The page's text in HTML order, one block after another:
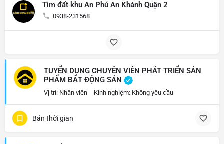
Tìm đất khu An Phú An Khánh Quận 2
0938-231568
TUYỂN DỤNG CHUYÊN VIÊN PHÁT TRIỂN SẢN
PHẨM BẤT ĐỘNG SẢN
Vị trí: Nhân viên Kinh nghiệm: Không yêu cầu
Bán thời gian